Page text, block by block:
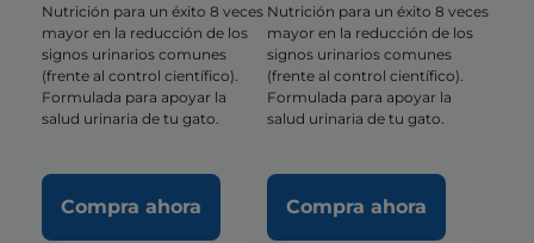
Nutrición para un éxito 8 veces
mayor en la reducción de los
signos urinarios comunes
(frente al control científico).
Formulada para apoyar la
salud urinaria de tu gato.
Compra ahora
Nutrición para un éxito 8 veces
mayor en la reducción de los
signos urinarios comunes
(frente al control científico).
Formulada para apoyar la
salud urinaria de tu gato.
Compra ahora